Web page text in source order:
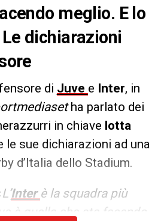
meglio. E lo
dichiarazioni
di Juve e Inter, in
ha parlato dei
in chiave lotta
le sue dichiarazioni ad una
d’Italia dello Stadium.
L’Inter è la squadra più
è quella che sta facendo